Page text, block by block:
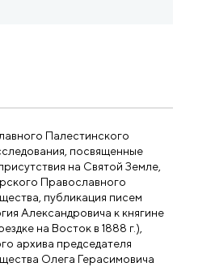
Палестинского
посвященные
на Святой Земле,
Православного
публикация писем
Александровича к княгине
на Восток в 1888 г.),
архива председателя
Олега Герасимовича